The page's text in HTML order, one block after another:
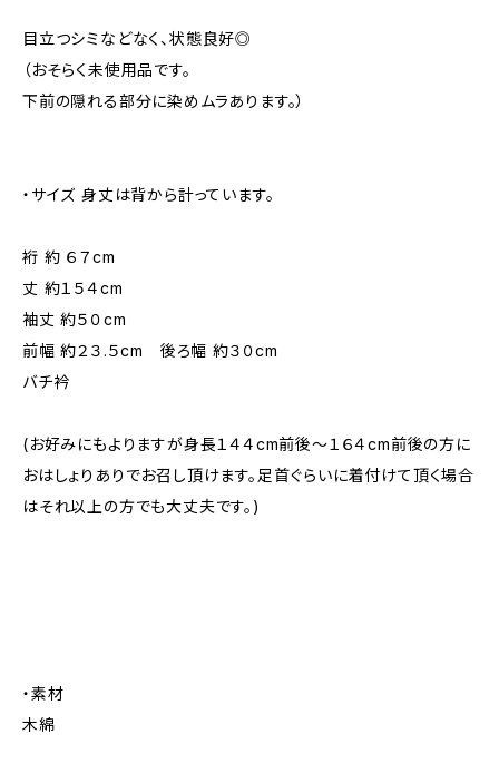
目立つシミなどなく、状態良好◎
（おそらく未使用品です。
下前の隠れる部分に染めムラあります。）
・サイズ 身丈は背から計っています。
裄 約 ６７cm
丈 約１５４cm
袖丈 約５０cm
前幅 約２３.５cm 後ろ幅 約３０cm
バチ衿
(お好みにもよりますが身長１４４cm前後～１６４cm前後の方に
おはしょりありでお召し頂けます。足首ぐらいに着付けて頂く場合
はそれ以上の方でも大丈夫です。)
・素材
木綿